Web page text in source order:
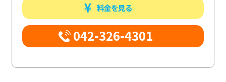
料金を見る
042-326-4301